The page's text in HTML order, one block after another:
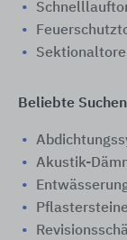
Beliebte Suchen
Akustik-
Pflastersteine